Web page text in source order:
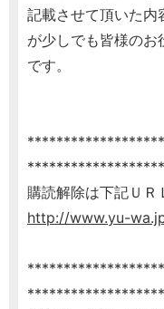
記載させて頂いた内
が少しでも皆様のお
です。
購読解除は下記ＵＲ
http://www.yu-